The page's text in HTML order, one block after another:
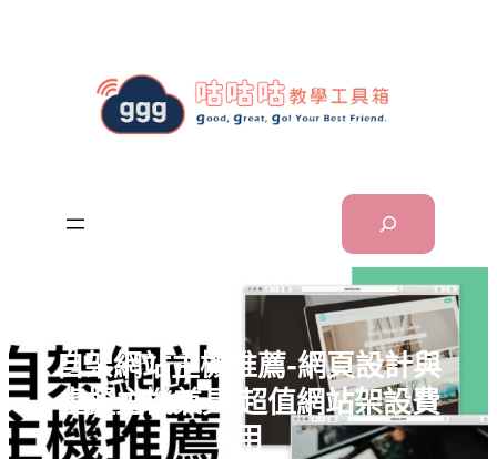
Search
自架網站主機推薦-網頁設計與
虛擬主機兼具 超值網站架設費
用